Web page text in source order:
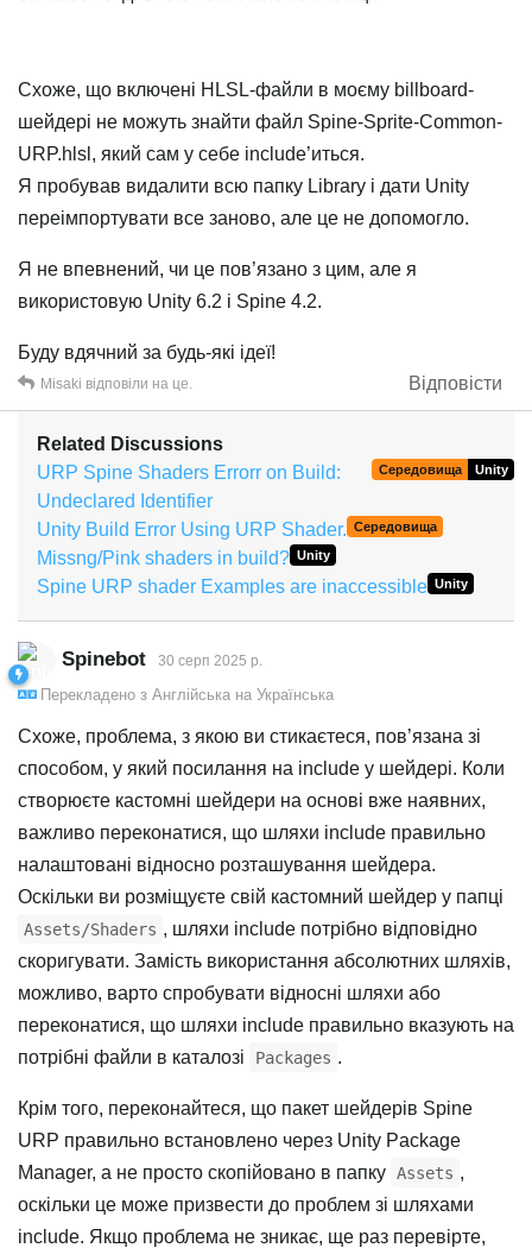
Схоже, що включені HLSL-файли в моєму billboard-
шейдері не можуть знайти файл Spine-Sprite-Common-
URP.hlsl, який сам у себе include’иться.
Я пробував видалити всю папку Library і дати Unity
переімпортувати все заново, але це не допомогло.
Я не впевнений, чи це пов’язано з цим, але я
використовую Unity 6.2 і Spine 4.2.
Буду вдячний за будь-які ідеї!
Відповісти
Misaki відповіли на це.
Related Discussions
URP Spine Shaders Errorr on Build:
Undeclared Identifier
Середовища Unity
Unity Build Error Using URP Shader. Середовища
Missng/Pink shaders in build? Unity
Spine URP shader Examples are inaccessible Unity
Spinebot 30 серп 2025 р.
Перекладено з Англійська на Українська
Схоже, проблема, з якою ви стикаєтеся, пов’язана зі
способом, у який посилання на include у шейдері. Коли
створюєте кастомні шейдери на основі вже наявних,
важливо переконатися, що шляхи include правильно
налаштовані відносно розташування шейдера.
Оскільки ви розміщуєте свій кастомний шейдер у папці
Assets/Shaders , шляхи include потрібно відповідно
скоригувати. Замість використання абсолютних шляхів,
можливо, варто спробувати відносні шляхи або
переконатися, що шляхи include правильно вказують на
потрібні файли в каталозі
Packages .
Крім того, переконайтеся, що пакет шейдерів Spine
URP правильно встановлено через Unity Package
Manager, а не просто скопійовано в папку Assets ,
оскільки це може призвести до проблем зі шляхами
include. Якщо проблема не зникає, ще раз перевірте,